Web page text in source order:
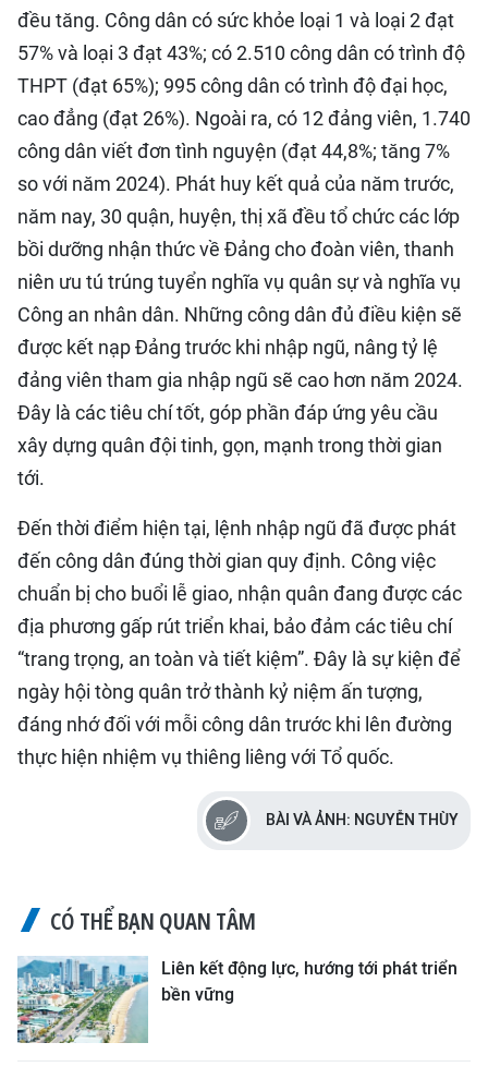
đều tăng. Công dân có sức khỏe loại 1 và loại 2 đạt
57% và loại 3 đạt 43%; có 2.510 công dân có trình độ
THPT (đạt 65%); 995 công dân có trình độ đại học,
cao đẳng (đạt 26%). Ngoài ra, có 12 đảng viên, 1.740
công dân viết đơn tình nguyện (đạt 44,8%; tăng 7%
so với năm 2024). Phát huy kết quả của năm trước,
năm nay, 30 quận, huyện, thị xã đều tổ chức các lớp
bồi dưỡng nhận thức về Đảng cho đoàn viên, thanh
niên ưu tú trúng tuyển nghĩa vụ quân sự và nghĩa vụ
Công an nhân dân. Những công dân đủ điều kiện sẽ
được kết nạp Đảng trước khi nhập ngũ, nâng tỷ lệ
đảng viên tham gia nhập ngũ sẽ cao hơn năm 2024.
Đây là các tiêu chí tốt, góp phần đáp ứng yêu cầu
xây dựng quân đội tinh, gọn, mạnh trong thời gian
tới.
Đến thời điểm hiện tại, lệnh nhập ngũ đã được phát
đến công dân đúng thời gian quy định. Công việc
chuẩn bị cho buổi lễ giao, nhận quân đang được các
địa phương gấp rút triển khai, bảo đảm các tiêu chí
“trang trọng, an toàn và tiết kiệm”. Đây là sự kiện để
ngày hội tòng quân trở thành kỷ niệm ấn tượng,
đáng nhớ đối với mỗi công dân trước khi lên đường
thực hiện nhiệm vụ thiêng liêng với Tổ quốc.
BÀI VÀ ẢNH: NGUYỄN THÙY
CÓ THỂ BẠN QUAN TÂM
Liên kết động lực, hướng tới phát triển
bền vững